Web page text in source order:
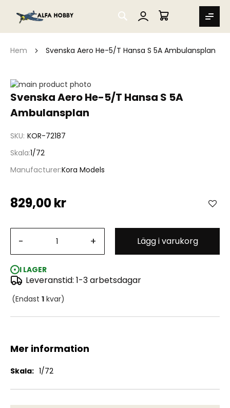
SEARCH
MIN VARUKORG
Hem Svenska Aero He-5/T Hansa S 5A Ambulansplan
Svenska Aero He-5/T Hansa S 5A
Ambulansplan
SKU KOR-72187
Skala 1/72
ManufacturerKora Models
829,00 kr
- + Lägg i varukorg
I LAGER
Leveranstid: 1-3 arbetsdagar
(Endast 1 kvar)
Hoppa
till
av
Svenska Aero He-5/T Hansa S 5A Ambulansplan
Hoppa
början
bildgalleriet
Mer information
Mer
1/72